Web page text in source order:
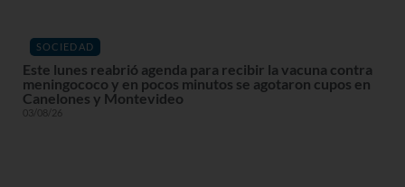
SOCIEDAD
Este lunes reabrió agenda para recibir la vacuna contra
meningococo y en pocos minutos se agotaron cupos en
Canelones y Montevideo
03/08/26